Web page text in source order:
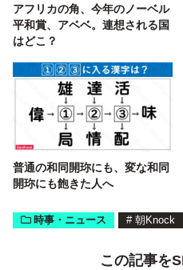
アフリカの角、今年のノーベル
平和賞、アベベ。連想される国
はどこ？
普通の和同開珎にも、変な和同
開珎にも飽きた人へ
時事・ニュース # 朝Knock
この記事を